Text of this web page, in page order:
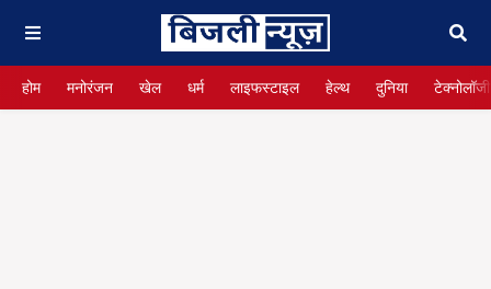
होम मनोरंजन खेल धर्म लाइफस्टाइल हेल्थ दुनिया टेक्नोलॉजी